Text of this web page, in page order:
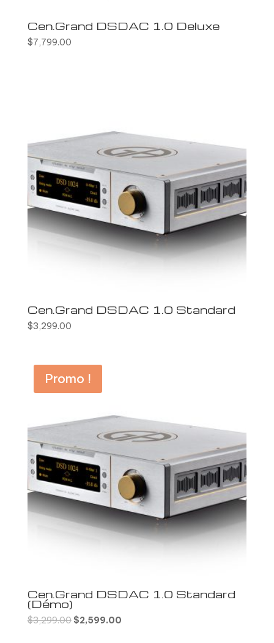
Cen.Grand DSDAC 1.0 Deluxe
$7,799.00
Cen.Grand DSDAC 1.0 Standard
$3,299.00
Promo !
Cen.Grand DSDAC 1.0 Standard
(Démo)
$3,299.00 Le
$2,599.00Le